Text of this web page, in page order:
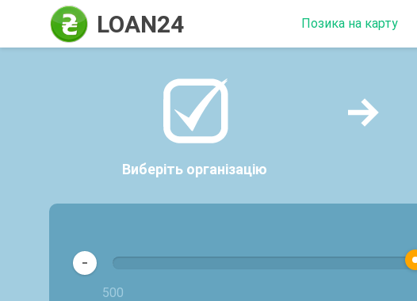
LOAN24 Позика на карту
Мікропозика на
карту без відмови
Виберіть організацію
-
500